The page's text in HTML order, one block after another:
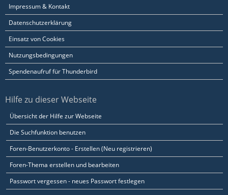
Impressum & Kontakt
Datenschutzerklärung
Einsatz von Cookies
Nutzungsbedingungen
Spendenaufruf für Thunderbird
Hilfe zu dieser Webseite
Übersicht der Hilfe zur Webseite
Die Suchfunktion benutzen
Foren-Benutzerkonto - Erstellen (Neu registrieren)
Foren-Thema erstellen und bearbeiten
Passwort vergessen - neues Passwort festlegen